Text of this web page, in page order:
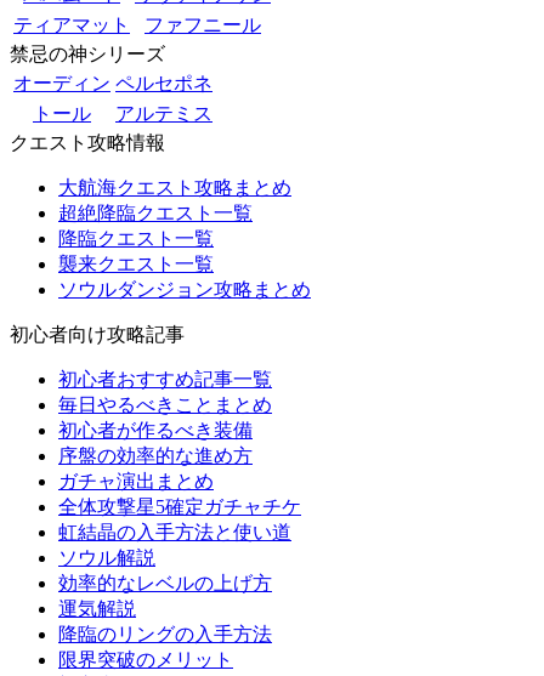
ティアマット
ファフニール
禁忌の神シリーズ
オーディン ペルセポネ
トール
アルテミス
クエスト攻略情報
大航海クエスト攻略まとめ
超絶降臨クエスト一覧
降臨クエスト一覧
襲来クエスト一覧
ソウルダンジョン攻略まとめ
初心者向け攻略記事
初心者おすすめ記事一覧
毎日やるべきことまとめ
初心者が作るべき装備
序盤の効率的な進め方
ガチャ演出まとめ
全体攻撃星5確定ガチャチケ
虹結晶の入手方法と使い道
ソウル解説
効率的なレベルの上げ方
運気解説
降臨のリングの入手方法
限界突破のメリット